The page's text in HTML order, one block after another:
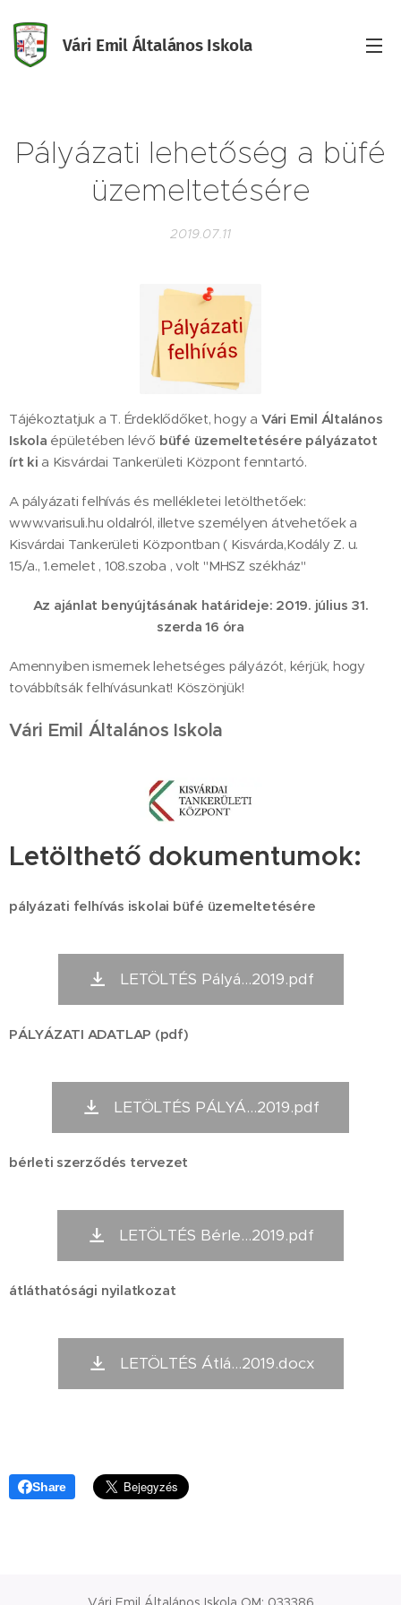
Vári Emil Általános Iskola
Pályázati lehetőség a büfé
üzemeltetésére
2019.07.11
Tájékoztatjuk a T. Érdeklődőket, hogy a Vári Emil Általános
Iskola épületében lévő büfé üzemeltetésére pályázatot
írt ki a Kisvárdai Tankerületi Központ fenntartó.
A pályázati felhívás és mellékletei letölthetőek:
www.varisuli.hu oldalról, illetve személyen átvehetőek a
Kisvárdai Tankerületi Központban ( Kisvárda,Kodály Z. u.
15/a., 1.emelet , 108.szoba , volt "MHSZ székház"
Az ajánlat benyújtásának határideje: 2019. július 31.
szerda 16 óra
Amennyiben ismernek lehetséges pályázót, kérjük, hogy
továbbítsák felhívásunkat! Köszönjük!
Vári Emil Általános Iskola
Letölthető dokumentumok:
pályázati felhívás iskolai büfé üzemeltetésére
LETÖLTÉS Pályá...2019.pdf
PÁLYÁZATI ADATLAP (pdf)
LETÖLTÉS PÁLYÁ...2019.pdf
bérleti szerződés tervezet
LETÖLTÉS Bérle...2019.pdf
átláthatósági nyilatkozat
LETÖLTÉS Átlá...2019.docx
Share